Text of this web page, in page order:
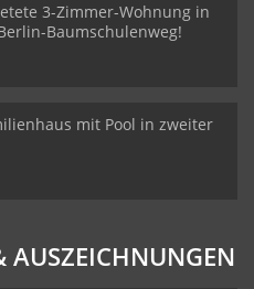
3-Zimmer-Wohnung in
Baumschulenweg!
mit Pool in zweiter
AUSZEICHNUNGEN